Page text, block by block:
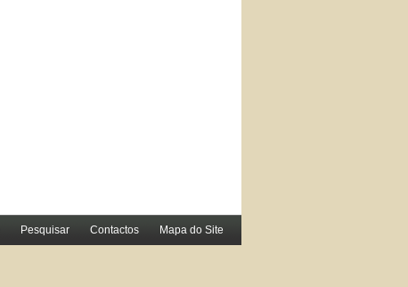
Pesquisar Contactos Mapa do Site